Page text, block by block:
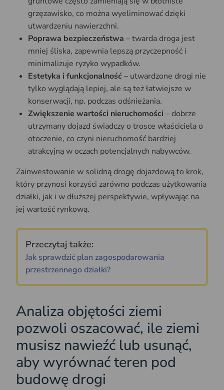
grzęzawisko, co można wyeliminować dzięki
utwardzeniu nawierzchni.
Poprawa bezpieczeństwa – twarda droga jest
mniej śliska, zapewnia lepszą przyczepność i
minimalizuje ryzyko wypadków.
Estetyka i funkcjonalność – utwardzone drogi nie
tylko wyglądają lepiej, ale są też łatwiejsze w
konserwacji, np. podczas odśnieżania.
Zwiększenie wartości nieruchomości – dobrze
utrzymany dojazd świadczy o trosce właściciela o
otoczenie, co czyni nieruchomość bardziej
atrakcyjną w oczach potencjalnych nabywców.
Zainwestowanie w solidną drogę dojazdową to krok,
który przynosi korzyści zarówno podczas użytkowania
działki, jak i w dłuższej perspektywie, wpływając na
jej wartość rynkową.
Przeczytaj także:
Jak sprawdzić plan zagospodarowania
przestrzennego działki?
Analiza objętości ziemi
pozwoli oszacować, ile ziemi
musisz nawieźć lub usunąć,
aby wyrównać teren pod
budowę drogi